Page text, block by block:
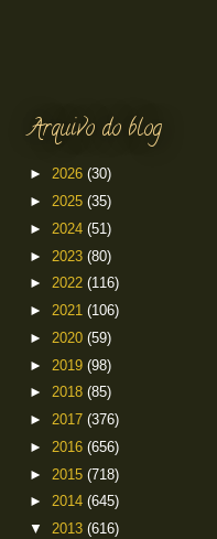
Arquivo do blog
► 2026 (30)
► 2025 (35)
► 2024 (51)
► 2023 (80)
► 2022 (116)
► 2021 (106)
► 2020 (59)
► 2019 (98)
► 2018 (85)
► 2017 (376)
► 2016 (656)
► 2015 (718)
► 2014 (645)
▼ 2013 (616)